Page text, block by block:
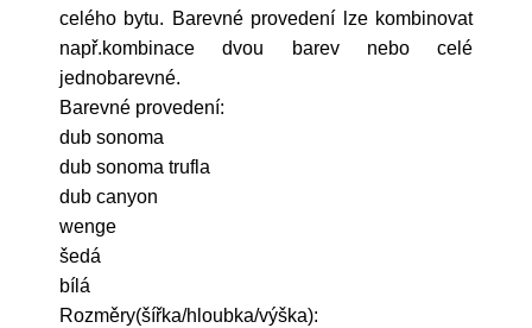
celého bytu. Barevné provedení lze kombinovat
např.kombinace dvou barev nebo celé
jednobarevné.
Barevné provedení:
dub sonoma
dub sonoma trufla
dub canyon
wenge
šedá
bílá
Rozměry(šířka/hloubka/výška):